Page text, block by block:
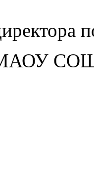
СОШ